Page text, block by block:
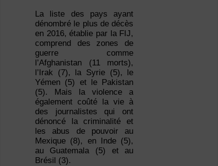
La liste des pays ayant
dénombré le plus de décès
en 2016, établie par la FIJ,
comprend des zones de
guerre comme
l’Afghanistan (11 morts),
l’Irak (7), la Syrie (5), le
Yémen (5) et le Pakistan
(5). Mais la violence a
également coûté la vie à
des journalistes qui ont
dénoncé la criminalité et
les abus de pouvoir au
Mexique (8), en Inde (5),
au Guatemala (5) et au
Brésil (3).